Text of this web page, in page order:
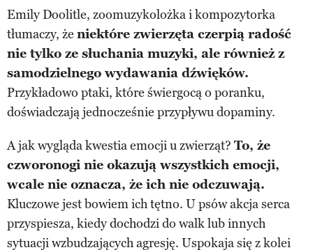
Emily Doolitle, zoomuzykolożka i kompozytorka
tłumaczy, że niektóre zwierzęta czerpią radość
nie tylko ze słuchania muzyki, ale również z
samodzielnego wydawania dźwięków.
Przykładowo ptaki, które świergocą o poranku,
doświadczają jednocześnie przypływu dopaminy.
A jak wygląda kwestia emocji u zwierząt? To, że
czworonogi nie okazują wszystkich emocji,
wcale nie oznacza, że ich nie odczuwają.
Kluczowe jest bowiem ich tętno. U psów akcja serca
przyspiesza, kiedy dochodzi do walk lub innych
sytuacji wzbudzających agresję. Uspokaja się z kolei